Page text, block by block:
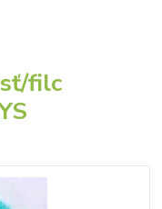
filc